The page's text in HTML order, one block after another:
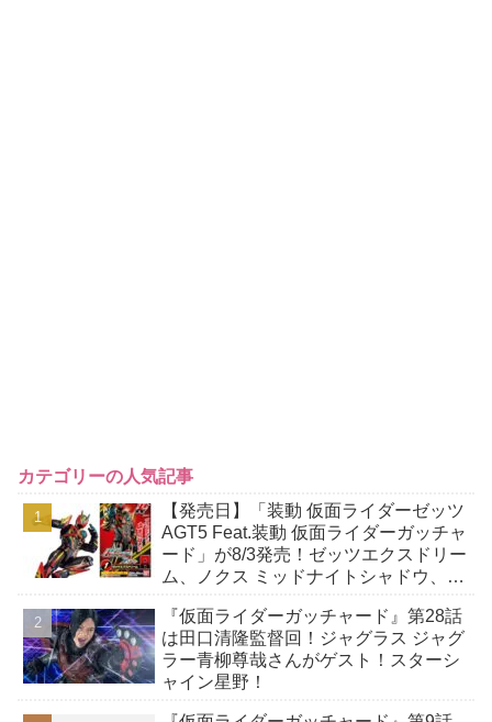
カテゴリーの人気記事
【発売日】「装動 仮面ライダーゼッツ
AGT5 Feat.装動 仮面ライダーガッチャ
ード」が8/3発売！ゼッツエクスドリー
ム、ノクス ミッドナイトシャドウ、ロ
『仮面ライダーガッチャード』第28話
は田口清隆監督回！ジャグラス ジャグ
ラー青柳尊哉さんがゲスト！スターシ
ャイン星野！